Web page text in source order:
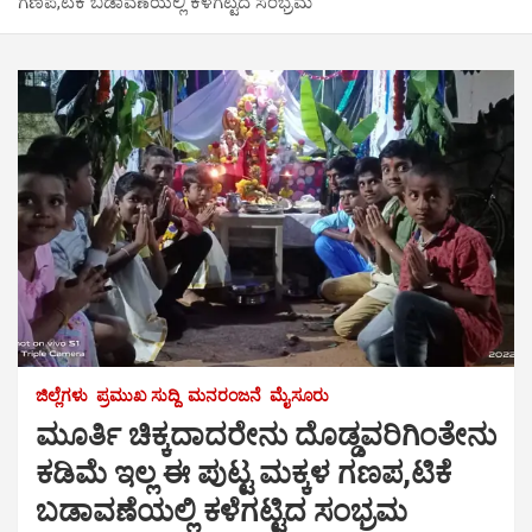
ಜಿಲ್ಲೆಗಳು ಪ್ರಮುಖ ಸುದ್ದಿ ಮನರಂಜನೆ ಮೈಸೂರು
ಮೂರ್ತಿ ಚಿಕ್ಕದಾದರೇನು ದೊಡ್ಡವರಿಗಿಂತೇನು
ಕಡಿಮೆ ಇಲ್ಲ ಈ ಪುಟ್ಟ ಮಕ್ಕಳ ಗಣಪ,ಟಿಕೆ
ಬಡಾವಣೆಯಲ್ಲಿ ಕಳೆಗಟ್ಟಿದ ಸಂಭ್ರಮ